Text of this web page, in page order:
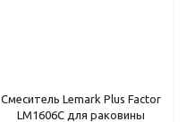
Смеситель Lemark Plus Factor
LM1606C для раковины